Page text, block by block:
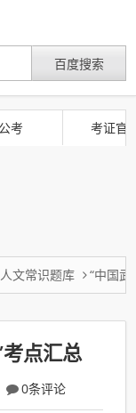
公考 考证官
人文常识题库 “中国
点汇总
0条评论